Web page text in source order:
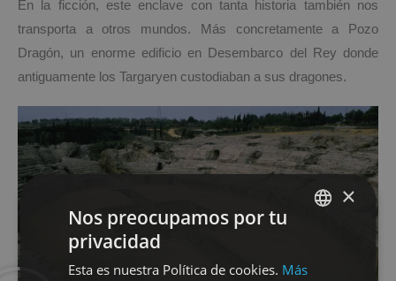
En la ficción, este enclave con tanta historia también nos
transporta a otros mundos. Más concretamente a Pozo
Dragón, un enorme edificio en Desembarco del Rey donde
antiguamente los Targaryen custodiaban a sus dragones.
ENGLISH
×
Nos preocupamos por tu
privacidad
Esta es nuestra Política de cookies. Más